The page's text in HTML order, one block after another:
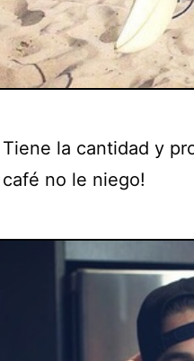
Tiene la cantidad y
café no le niego!